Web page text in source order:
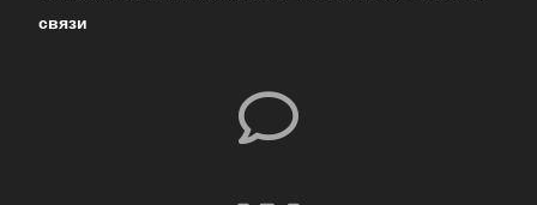
связи